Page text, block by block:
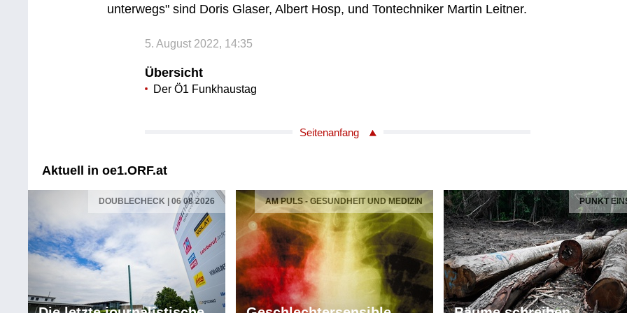
unterwegs" sind Doris Glaser, Albert Hosp, und Tontechniker Martin Leitner.
5. August 2022, 14:35
Übersicht
Der Ö1 Funkhaustag
Seitenanfang
Aktuell in oe1.ORF.at
DOUBLECHECK | 06 08 2026 AM PULS - GESUNDHEIT UND MEDIZIN PUNKT